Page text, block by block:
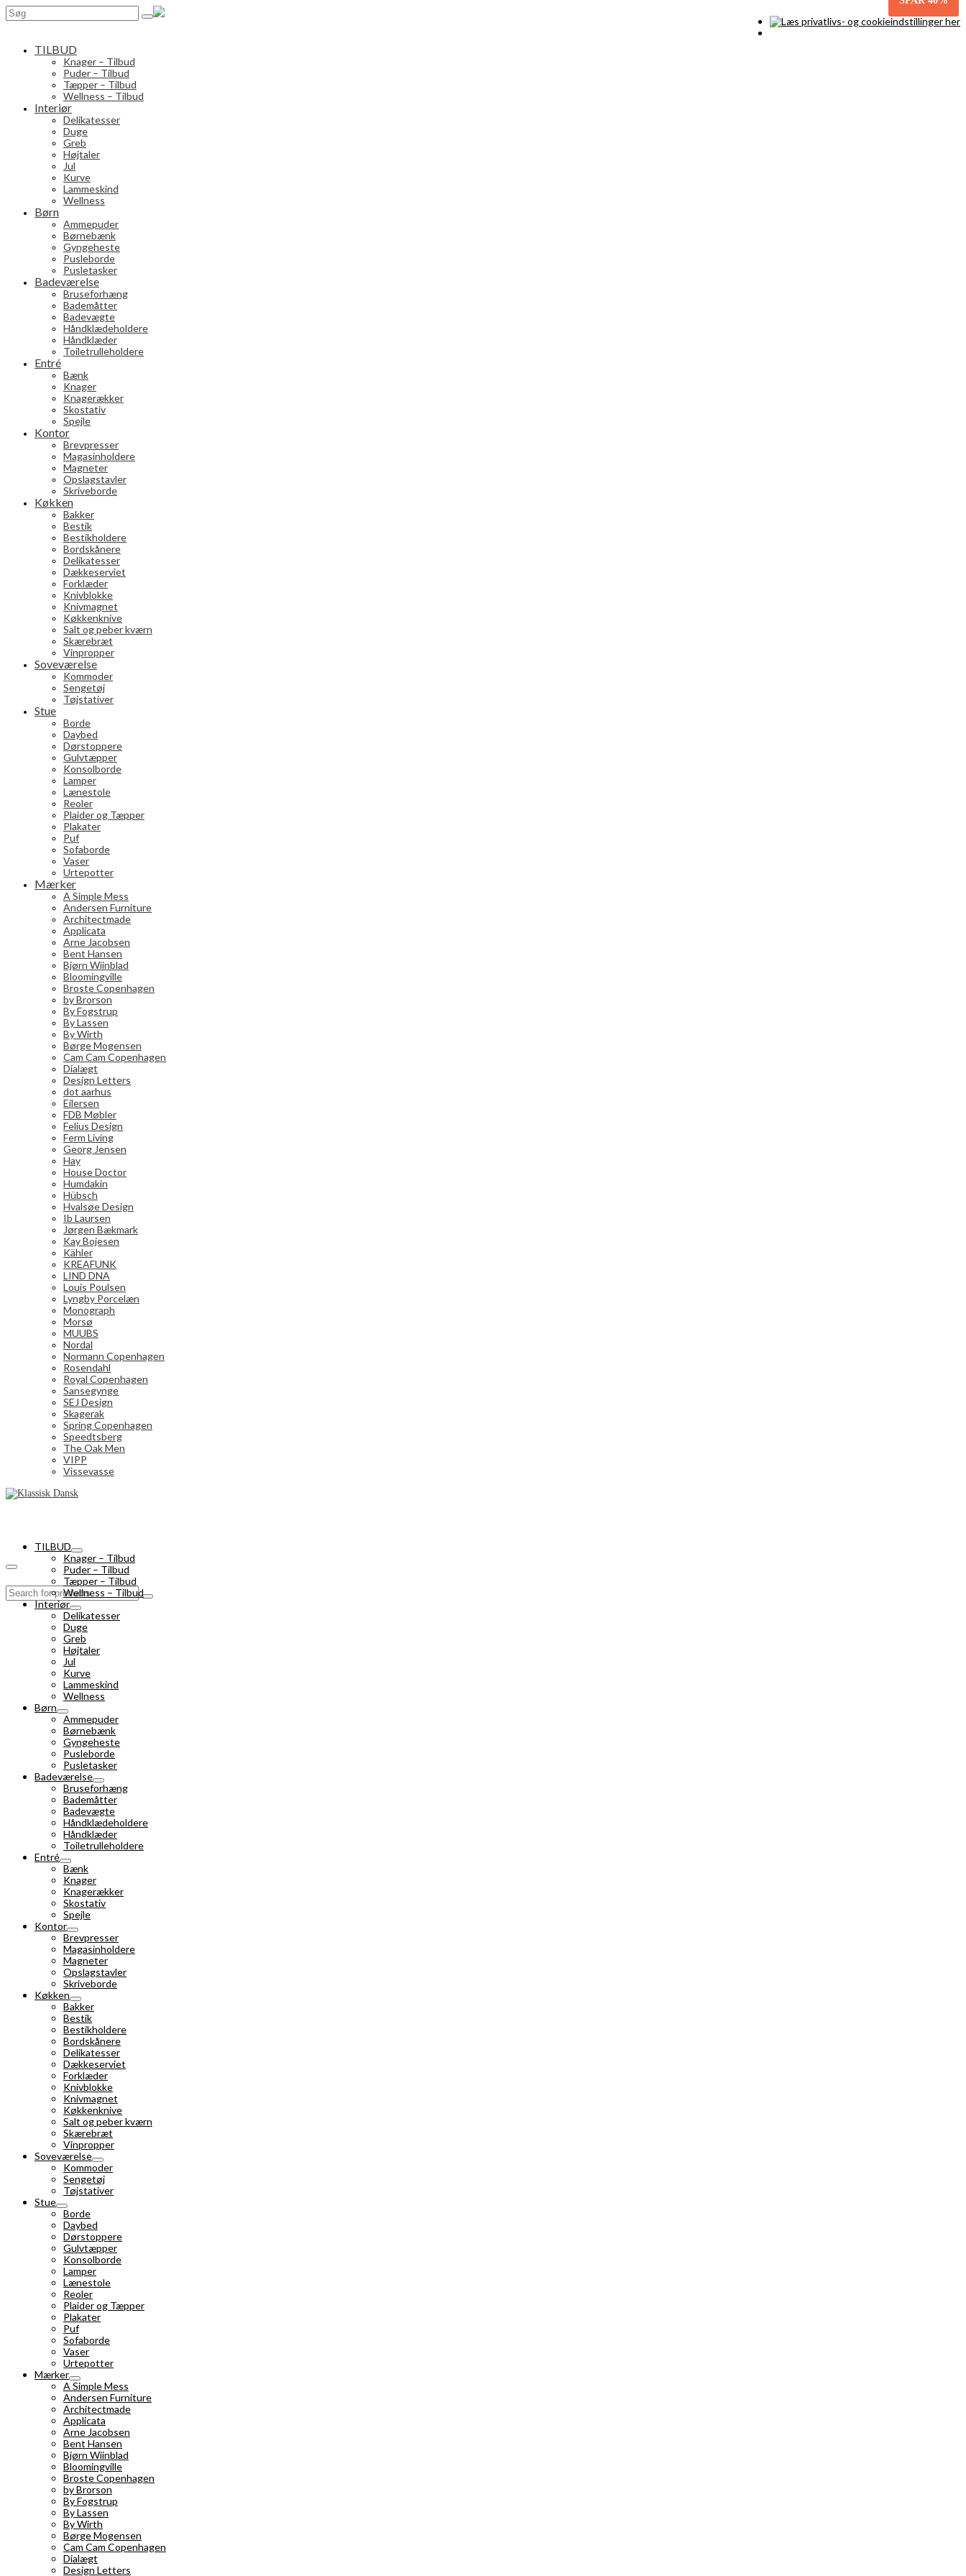
Search
for:
TILBUD
Knager – Tilbud
Puder – Tilbud
Tæpper – Tilbud
Wellness – Tilbud
Interiør
Delikatesser
Duge
Greb
Højtaler
Jul
Kurve
Lammeskind
Wellness
Børn
Ammepuder
Børnebænk
Gyngeheste
Pusleborde
Pusletasker
Badeværelse
Bruseforhæng
Bademåtter
Badevægte
Håndklædeholdere
Håndklæder
Toiletrulleholdere
Entré
Bænk
Knager
Knagerækker
Skostativ
Spejle
Kontor
Brevpresser
Magasinholdere
Magneter
Opslagstavler
Skriveborde
Køkken
Bakker
Bestik
Bestikholdere
Bordskånere
Delikatesser
Dækkeserviet
Forklæder
Knivblokke
Knivmagnet
Køkkenknive
Salt og peber kværn
Skærebræt
Vinpropper
Soveværelse
Kommoder
Sengetøj
Tøjstativer
Stue
Borde
Daybed
Dørstoppere
Gulvtæpper
Konsolborde
Lamper
Lænestole
Reoler
Plaider og Tæpper
Plakater
Puf
Sofaborde
Vaser
Urtepotter
Mærker
A Simple Mess
Andersen Furniture
Architectmade
Applicata
Arne Jacobsen
Bent Hansen
Bjørn Wiinblad
Bloomingville
Broste Copenhagen
by Brorson
By Fogstrup
By Lassen
By Wirth
Børge Mogensen
Cam Cam Copenhagen
Dialægt
Design Letters
dot aarhus
Eilersen
FDB Møbler
Felius Design
Ferm Living
Georg Jensen
Hay
House Doctor
Humdakin
Hübsch
Hvalsøe Design
Ib Laursen
Jørgen Bækmark
Kay Bojesen
Kähler
KREAFUNK
LIND DNA
Louis Poulsen
Lyngby Porcelæn
Monograph
Morsø
MUUBS
Nordal
Normann Copenhagen
Rosendahl
Royal Copenhagen
Sansegynge
SEJ Design
Skagerak
Spring Copenhagen
Speedtsberg
The Oak Men
VIPP
Vissevasse
Search
for:
TILBUD
Knager – Tilbud
Puder – Tilbud
Tæpper – Tilbud
Wellness – Tilbud
Interiør
Delikatesser
Duge
Greb
Højtaler
Jul
Kurve
Lammeskind
Wellness
Børn
Ammepuder
Børnebænk
Gyngeheste
Pusleborde
Pusletasker
Badeværelse
Bruseforhæng
Bademåtter
Badevægte
Håndklædeholdere
Håndklæder
Toiletrulleholdere
Entré
Bænk
Knager
Knagerækker
Skostativ
Spejle
Kontor
Brevpresser
Magasinholdere
Magneter
Opslagstavler
Skriveborde
Køkken
Bakker
Bestik
Bestikholdere
Bordskånere
Delikatesser
Dækkeserviet
Forklæder
Knivblokke
Knivmagnet
Køkkenknive
Salt og peber kværn
Skærebræt
Vinpropper
Soveværelse
Kommoder
Sengetøj
Tøjstativer
Stue
Borde
Daybed
Dørstoppere
Gulvtæpper
Konsolborde
Lamper
Lænestole
Reoler
Plaider og Tæpper
Plakater
Puf
Sofaborde
Vaser
Urtepotter
Mærker
A Simple Mess
Andersen Furniture
Architectmade
Applicata
Arne Jacobsen
Bent Hansen
Bjørn Wiinblad
Bloomingville
Broste Copenhagen
by Brorson
By Fogstrup
By Lassen
By Wirth
Børge Mogensen
Cam Cam Copenhagen
Dialægt
Design Letters